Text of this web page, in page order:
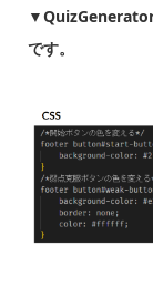
▼QuizGenerator
です。